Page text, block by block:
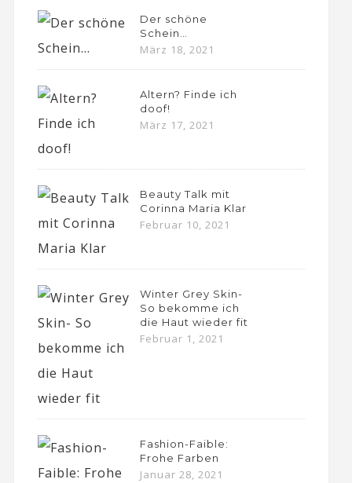
Der schöne
Schein…
März 18, 2021
Altern? Finde ich
doof!
März 17, 2021
Beauty Talk mit
Corinna Maria Klar
Februar 10, 2021
Winter Grey Skin-
So bekomme ich
die Haut wieder fit
Februar 1, 2021
Fashion-Faible:
Frohe Farben
Januar 28, 2021